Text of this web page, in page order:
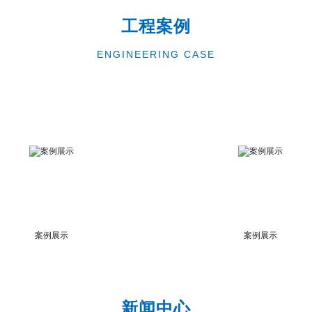
工程案例
ENGINEERING CASE
案例展示 案例展示
新闻中心